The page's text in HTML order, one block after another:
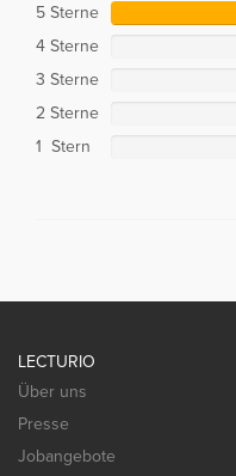
5 Sterne
4 Sterne
3 Sterne
2 Sterne
1 Stern
LECTURIO
Über uns
Presse
Jobangebote